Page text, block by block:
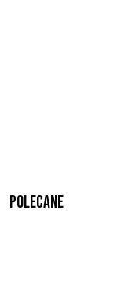
Polecane